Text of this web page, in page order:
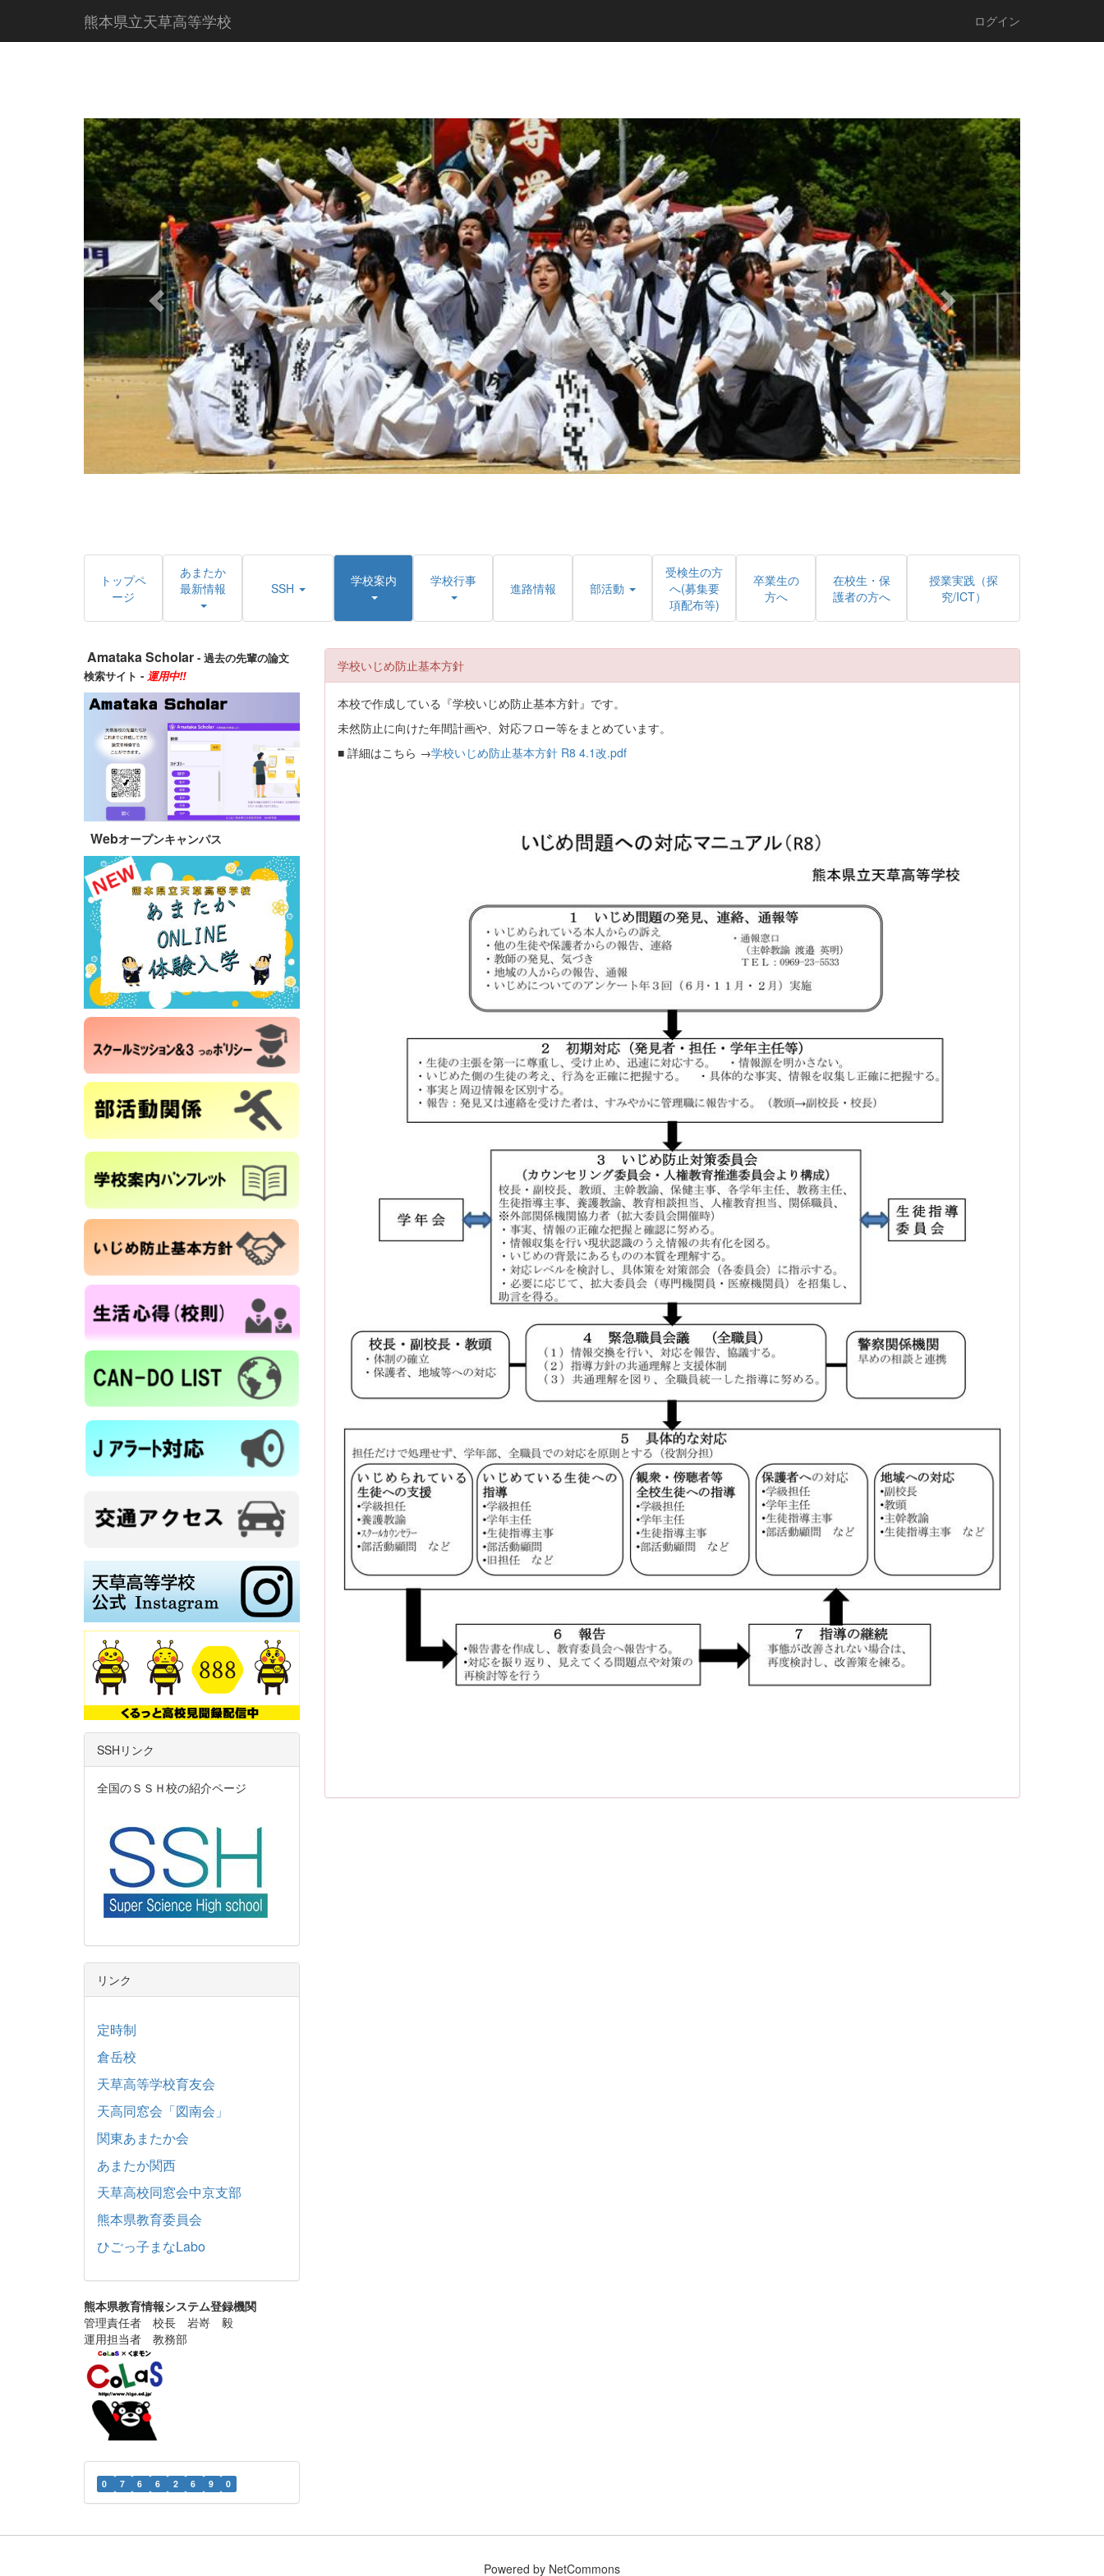
熊本県立天草高等学校 ログイン
v
i
o
u
s
t
トップペ
ージ
あまたか
最新情報
SSH 学校案内 学校行事 進路情報 部活動
受検生の方
へ(募集要
項配布等)
卒業生の
方へ
在校生・保
護者の方へ
授業実践（探
究/ICT）
学校いじめ防止基本方針
本校で作成している『学校いじめ防止基本方針』です。
未然防止に向けた年間計画や、対応フロー等をまとめています。
■ 詳細はこちら →学校いじめ防止基本方針 R8 4.1改.pdf
Amataka Scholar - 過去の先輩の論文
検索サイト - 運用中!!
Webオープンキャンパス
SSHリンク
全国のＳＳＨ校の紹介ページ
リンク
定時制
倉岳校
天草高等学校育友会
天高同窓会「図南会」
関東あまたか会
あまたか関西
天草高校同窓会中京支部
熊本県教育委員会
ひごっ子まなLabo
熊本県教育情報システム登録機関
管理責任者 校長 岩嵜 毅
運用担当者 教務部
0 7 6 6 2 6 9 0
Powered by NetCommons